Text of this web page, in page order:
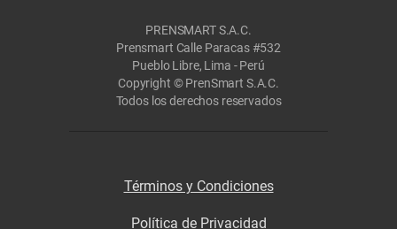
PRENSMART S.A.C.
Prensmart Calle Paracas #532
Pueblo Libre, Lima - Perú
Copyright © PrenSmart S.A.C.
Todos los derechos reservados
Términos y Condiciones
Política de Privacidad